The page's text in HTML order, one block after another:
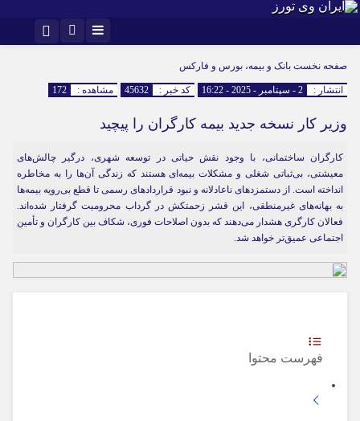
اینستاگرام
صفحه نخست بانک و بیمه، بورس و فارکس
انتشار : 2 - سپتامبر - 2025 - 16:22 کد خبر : 45632 مشاهده : 172
وزیر کار نسخه جدید بیمه کارگران را پیچید
کارگران ساختمانی، با وجود نقش حیاتی در توسعه شهری، درگیر چالش‌های
معیشتی، بی‌ثباتی شغلی و مشکلات بیمه‌ای هستند که زندگی آن‌ها را به مخاطره
انداخته است. از دستمزدهای ناعادلانه و نبود قراردادهای رسمی تا قطع بی‌رویه بیمه‌ها
به بهانه‌های غیرمنطقی، این قشر زحمتکش در گرداب محرومیت گرفتار شده‌اند.
فعالان کارگری هشدار می‌دهند که بدون اصلاحات فوری، شکاف بین کارگران و تأمین
اجتماعی عمیق‌تر خواهد شد.
فهرست محتوا